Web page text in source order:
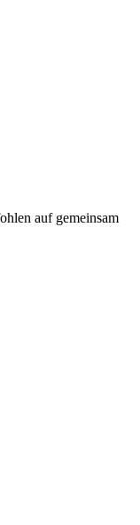
auf gemeinsam